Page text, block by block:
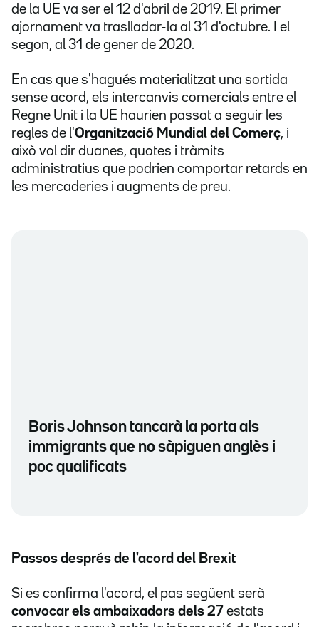
de la UE va ser el 12 d'abril de 2019. El primer
ajornament va traslladar-la al 31 d'octubre. I el
segon, al 31 de gener de 2020.
En cas que s'hagués materialitzat una sortida
sense acord, els intercanvis comercials entre el
Regne Unit i la UE haurien passat a seguir les
regles de l'Organització Mundial del Comerç, i
això vol dir duanes, quotes i tràmits
administratius que podrien comportar retards en
les mercaderies i augments de preu.
Boris Johnson tancarà la porta als
immigrants que no sàpiguen anglès i
poc qualificats
Passos després de l'acord del Brexit
Si es confirma l'acord, el pas següent serà
convocar els ambaixadors dels 27 estats